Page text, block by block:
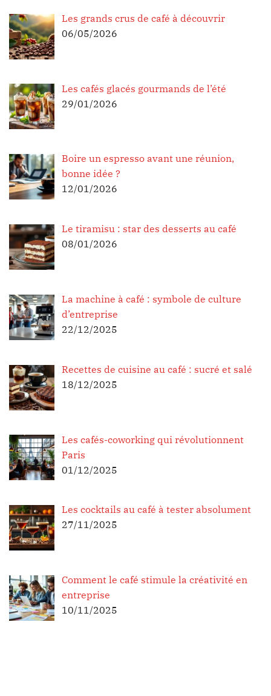
Les grands crus de café à découvrir
06/05/2026
Les cafés glacés gourmands de l’été
29/01/2026
Boire un espresso avant une réunion,
bonne idée ?
12/01/2026
Le tiramisu : star des desserts au café
08/01/2026
La machine à café : symbole de culture
d’entreprise
22/12/2025
Recettes de cuisine au café : sucré et salé
18/12/2025
Les cafés-coworking qui révolutionnent
Paris
01/12/2025
Les cocktails au café à tester absolument
27/11/2025
Comment le café stimule la créativité en
entreprise
10/11/2025